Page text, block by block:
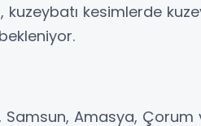
kesimlerde
Samsun, Amasya,